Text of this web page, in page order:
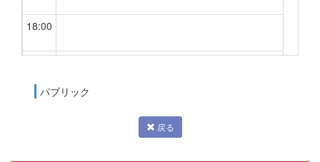
18:00
20:00
パブリック
戻る